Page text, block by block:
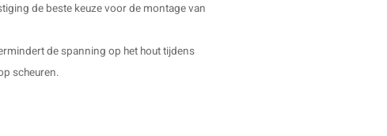
de beste keuze voor de montage van
de spanning op het hout tijdens
scheuren.